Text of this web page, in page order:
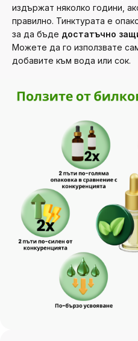
издържат няколко години,
правилно. Тинктурата е
за да бъде достатъчно
Можете да го използвате
добавите към вода или сок.